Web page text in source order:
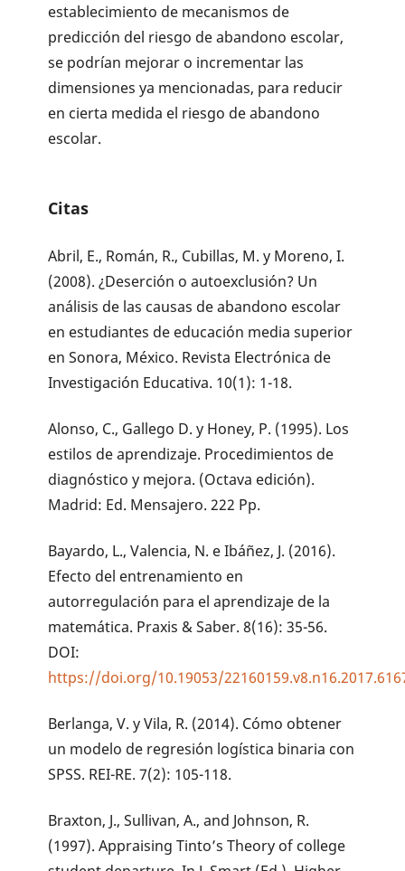
establecimiento de mecanismos de
predicción del riesgo de abandono escolar,
se podrían mejorar o incrementar las
dimensiones ya mencionadas, para reducir
en cierta medida el riesgo de abandono
escolar.
Citas
Abril, E., Román, R., Cubillas, M. y Moreno, I.
(2008). ¿Deserción o autoexclusión? Un
análisis de las causas de abandono escolar
en estudiantes de educación media superior
en Sonora, México. Revista Electrónica de
Investigación Educativa. 10(1): 1-18.
Alonso, C., Gallego D. y Honey, P. (1995). Los
estilos de aprendizaje. Procedimientos de
diagnóstico y mejora. (Octava edición).
Madrid: Ed. Mensajero. 222 Pp.
Bayardo, L., Valencia, N. e Ibáñez, J. (2016).
Efecto del entrenamiento en
autorregulación para el aprendizaje de la
matemática. Praxis & Saber. 8(16): 35-56.
DOI:
https://doi.org/10.19053/
Berlanga, V. y Vila, R. (2014). Cómo obtener
un modelo de regresión logística binaria con
SPSS. REI-RE. 7(2): 105-118.
Braxton, J., Sullivan, A., and Johnson, R.
(1997). Appraising Tinto’s Theory of college